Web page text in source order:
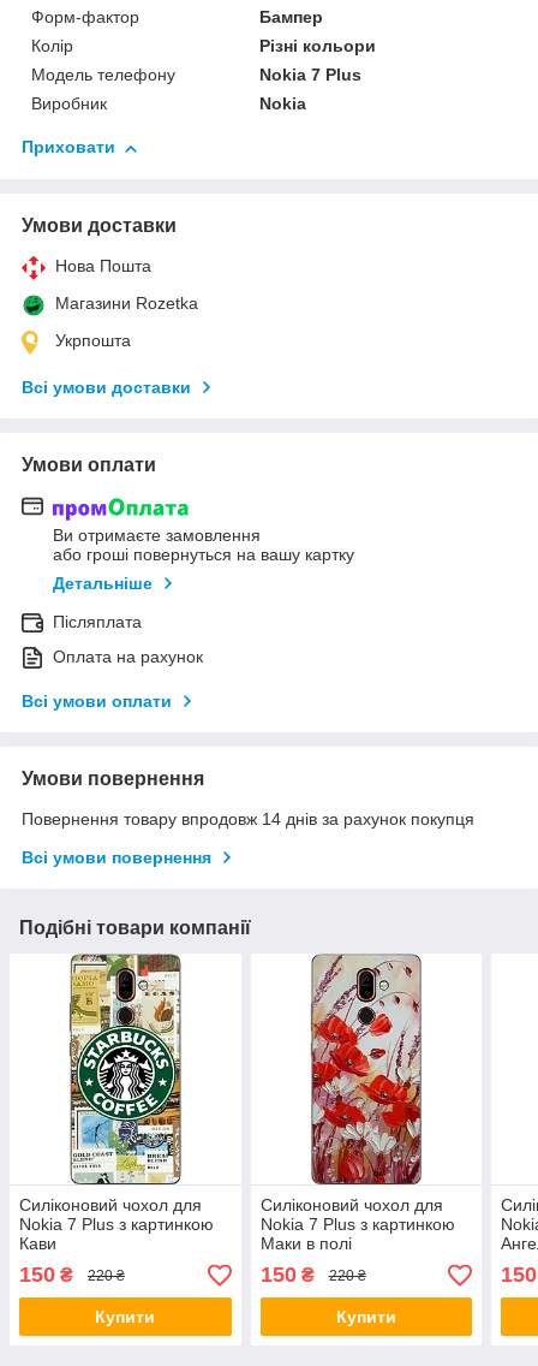
Форм-фактор
Бампер
Колір
Різні кольори
Модель телефону
Nokia 7 Plus
Виробник
Nokia
Приховати
Умови доставки
Нова Пошта
Магазини Rozetka
Укрпошта
Всі умови доставки
Умови оплати
Ви отримаєте замовлення
або гроші повернуться на вашу картку
Детальніше
Післяплата
Оплата на рахунок
Всі умови оплати
Умови повернення
Повернення товару впродовж 14 днів за рахунок покупця
Всі умови повернення
Подібні товари компанії
Силіконовий чохол для
Nokia 7 Plus з картинкою
Кави
150 ₴ 220 ₴
Купити
Силіконовий чохол для
Nokia 7 Plus з картинкою
Маки в полі
150₴ 220 ₴
Купити
150